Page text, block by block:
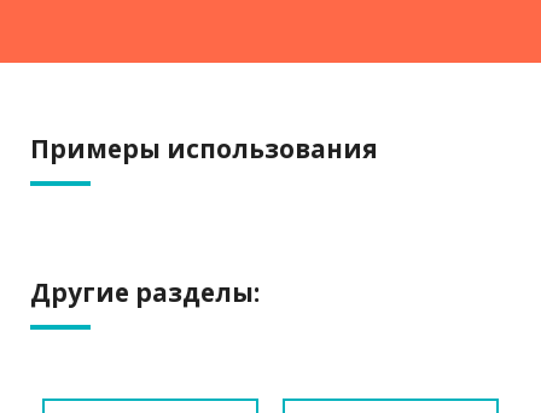
Примеры использования
Другие разделы: